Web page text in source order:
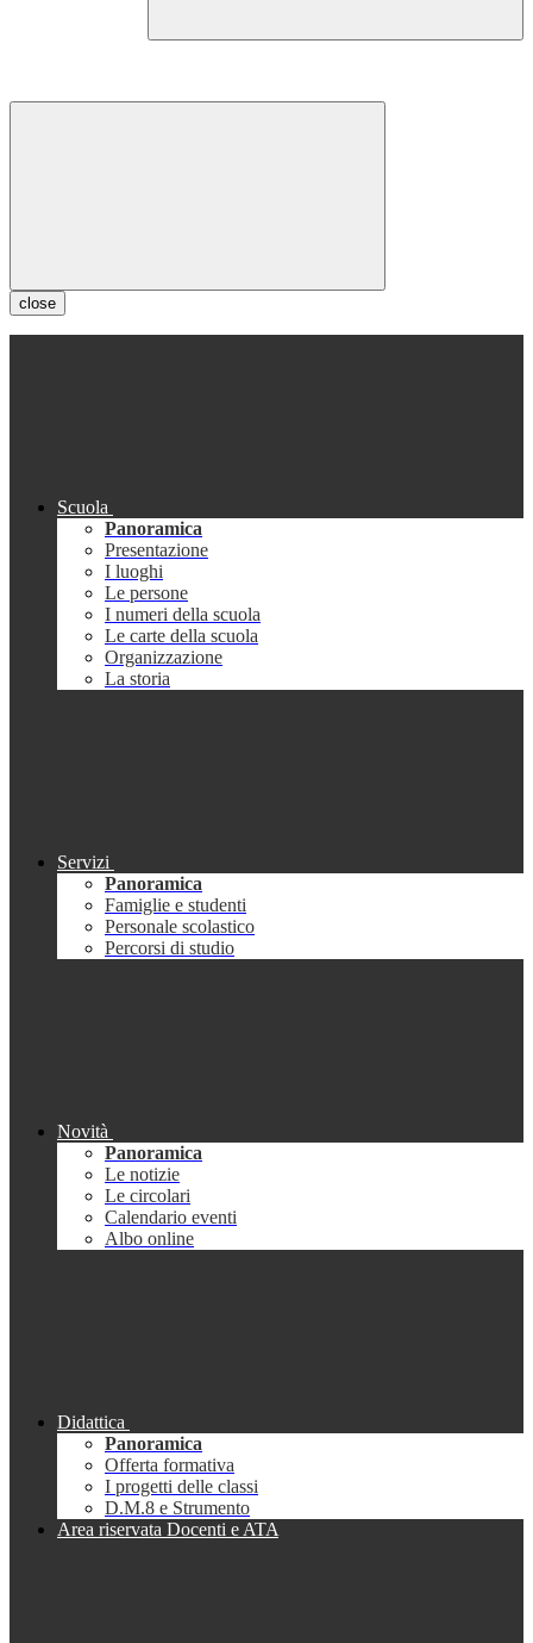
close
Scuola
Panoramica
Presentazione
I luoghi
Le persone
I numeri della scuola
Le carte della scuola
Organizzazione
La storia
Servizi
Panoramica
Famiglie e studenti
Personale scolastico
Percorsi di studio
Novità
Panoramica
Le notizie
Le circolari
Calendario eventi
Albo online
Didattica
Panoramica
Offerta formativa
I progetti delle classi
D.M.8 e Strumento
Area riservata Docenti e ATA